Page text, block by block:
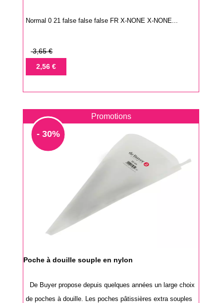
Normal 0 21 false false false FR X-NONE X-NONE...
Prix
base
3,65 €
Prix2,56 €
Promotions
- 30%
Poche à douille souple en nylon
De Buyer propose depuis quelques années un large choix
de poches à douille. Les poches pâtissières extra souples